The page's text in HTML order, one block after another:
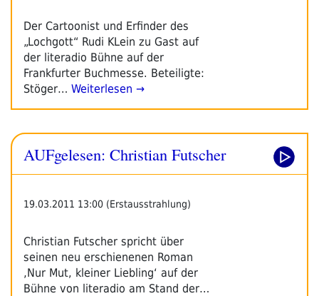
Der Cartoonist und Erfinder des
„Lochgott“ Rudi KLein zu Gast auf
der literadio Bühne auf der
Frankfurter Buchmesse. Beteiligte:
Stöger… Weiterlesen →
AUFgelesen: Christian Futscher
19.03.2011 13:00 (Erstausstrahlung)
Christian Futscher spricht über
seinen neu erschienenen Roman
‚Nur Mut, kleiner Liebling‘ auf der
Bühne von literadio am Stand der…